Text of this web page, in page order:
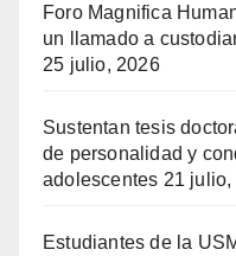
Foro Magnifica
un llamado a
25 julio, 2026
Sustentan tesis
de personalidad y
adolescentes 21 julio,
Estudiantes de la